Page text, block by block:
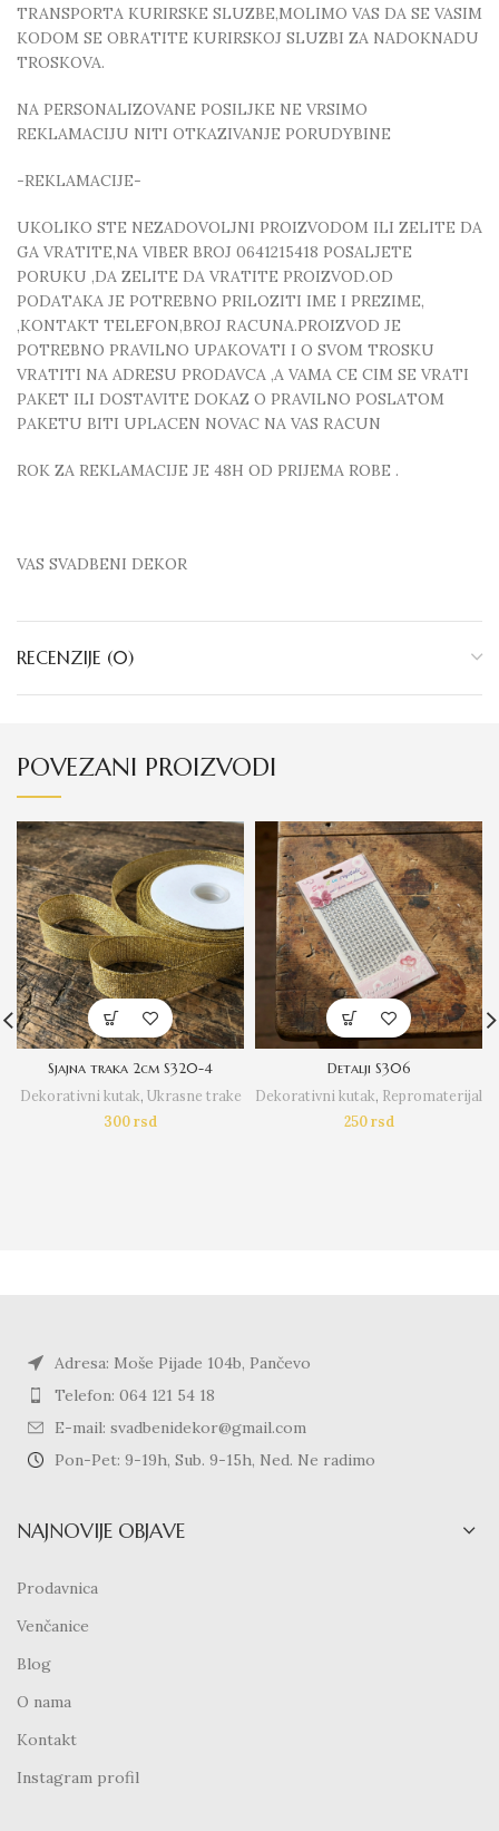
TRANSPORTA KURIRSKE SLUZBE,MOLIMO VAS DA SE VASIM
KODOM SE OBRATITE KURIRSKOJ SLUZBI ZA NADOKNADU
TROSKOVA.
NA PERSONALIZOVANE POSILJKE NE VRSIMO
REKLAMACIJU NITI OTKAZIVANJE PORUDYBINE
-REKLAMACIJE-
UKOLIKO STE NEZADOVOLJNI PROIZVODOM ILI ZELITE DA
GA VRATITE,NA VIBER BROJ 0641215418 POSALJETE
PORUKU ,DA ZELITE DA VRATITE PROIZVOD.OD
PODATAKA JE POTREBNO PRILOZITI IME I PREZIME,
,KONTAKT TELEFON,BROJ RACUNA.PROIZVOD JE
POTREBNO PRAVILNO UPAKOVATI I O SVOM TROSKU
VRATITI NA ADRESU PRODAVCA ,A VAMA CE CIM SE VRATI
PAKET ILI DOSTAVITE DOKAZ O PRAVILNO POSLATOM
PAKETU BITI UPLACEN NOVAC NA VAS RACUN
ROK ZA REKLAMACIJE JE 48H OD PRIJEMA ROBE .
VAS SVADBENI DEKOR
RECENZIJE (0)
POVEZANI PROIZVODI
Sjajna traka 2cm S320-4
Dekorativni kutak, Ukrasne trake
300rsd
Detalji S306
Dekorativni kutak, Repromaterijal
250rsd
Adresa: Moše Pijade 104b, Pančevo
Telefon: 064 121 54 18
E-mail: svadbenidekor@gmail.com
Pon-Pet: 9-19h, Sub. 9-15h, Ned. Ne radimo
NAJNOVIJE OBJAVE
Prodavnica
Venčanice
Blog
O nama
Kontakt
Instagram profil